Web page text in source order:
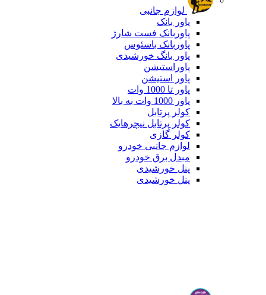
لوازم جانبی
پاور بانک
پاوربانک فست شارژ
پاوربانک باسئوس
پاور بانگ خورشیدی
پاوراستیشن
پاور استیشن
پاور تا 1000 وات
پاور 1000 وات به بالا
کولر پرتابل
کولر پرتابل نیچرهایک
کولر گازی
لوازم جانبی خودرو
مبدل برق خودرو
پنل خورشیدی
پنل خورشیدی